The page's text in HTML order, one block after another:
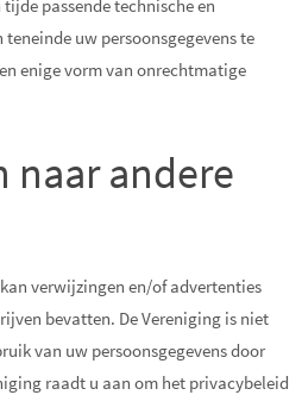
passende technische en
uw persoonsgegevens te
enige vorm van onrechtmatige
naar andere
verwijzingen en/of advertenties
bevatten. De Vereniging is niet
van uw persoonsgegevens door
raadt u aan om het privacybeleid